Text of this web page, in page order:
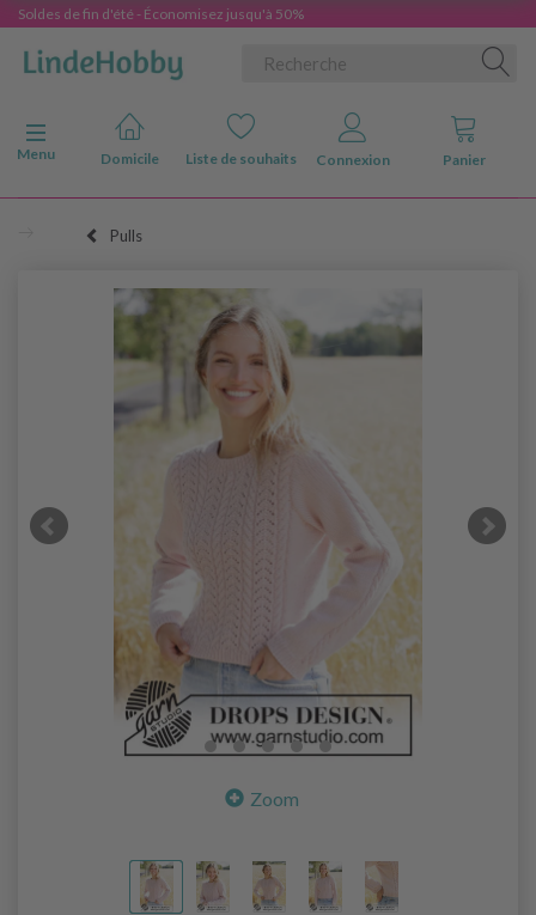
Soldes de fin d'été - Économisez jusqu'à 50%
Basculer la navigation
Menu
Domicile Liste de souhaits Connexion Panier
Pulls
Zoom